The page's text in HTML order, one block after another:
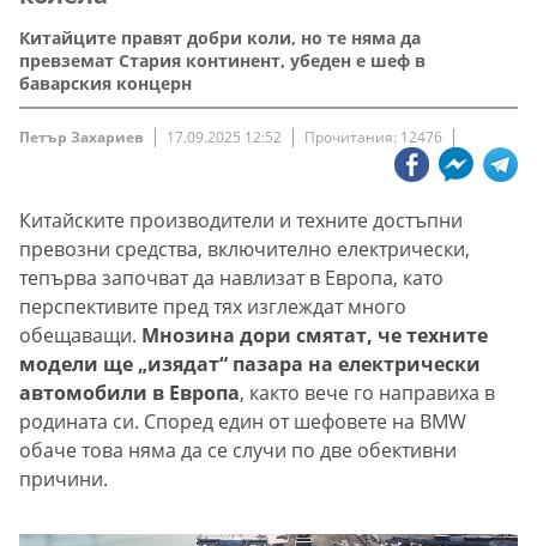
Китайците правят добри коли, но те няма да
превземат Стария континент, убеден е шеф в
баварския концерн
Петър Захариев 17.09.2025 12:52 Прочитания: 12476
Китайските производители и техните достъпни
превозни средства, включително електрически,
тепърва започват да навлизат в Европа, като
перспективите пред тях изглеждат много
обещаващи. Мнозина дори смятат, че техните
модели ще „изядат“ пазара на електрически
автомобили в Европа, както вече го направиха в
родината си. Според един от шефовете на BMW
обаче това няма да се случи по две обективни
причини.